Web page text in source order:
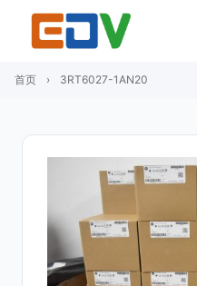
首页 › 3RT6027-1AN20